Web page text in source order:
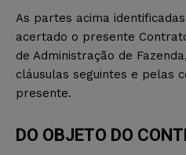
As partes acima
acertado o presente
de Administração de
cláusulas seguintes e pelas
presente.
DO OBJETO DO